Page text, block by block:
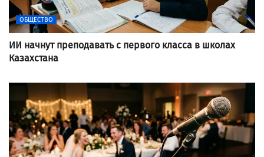
ОБЩЕСТВО
ИИ начнут преподавать с первого класса в школах
Казахстана